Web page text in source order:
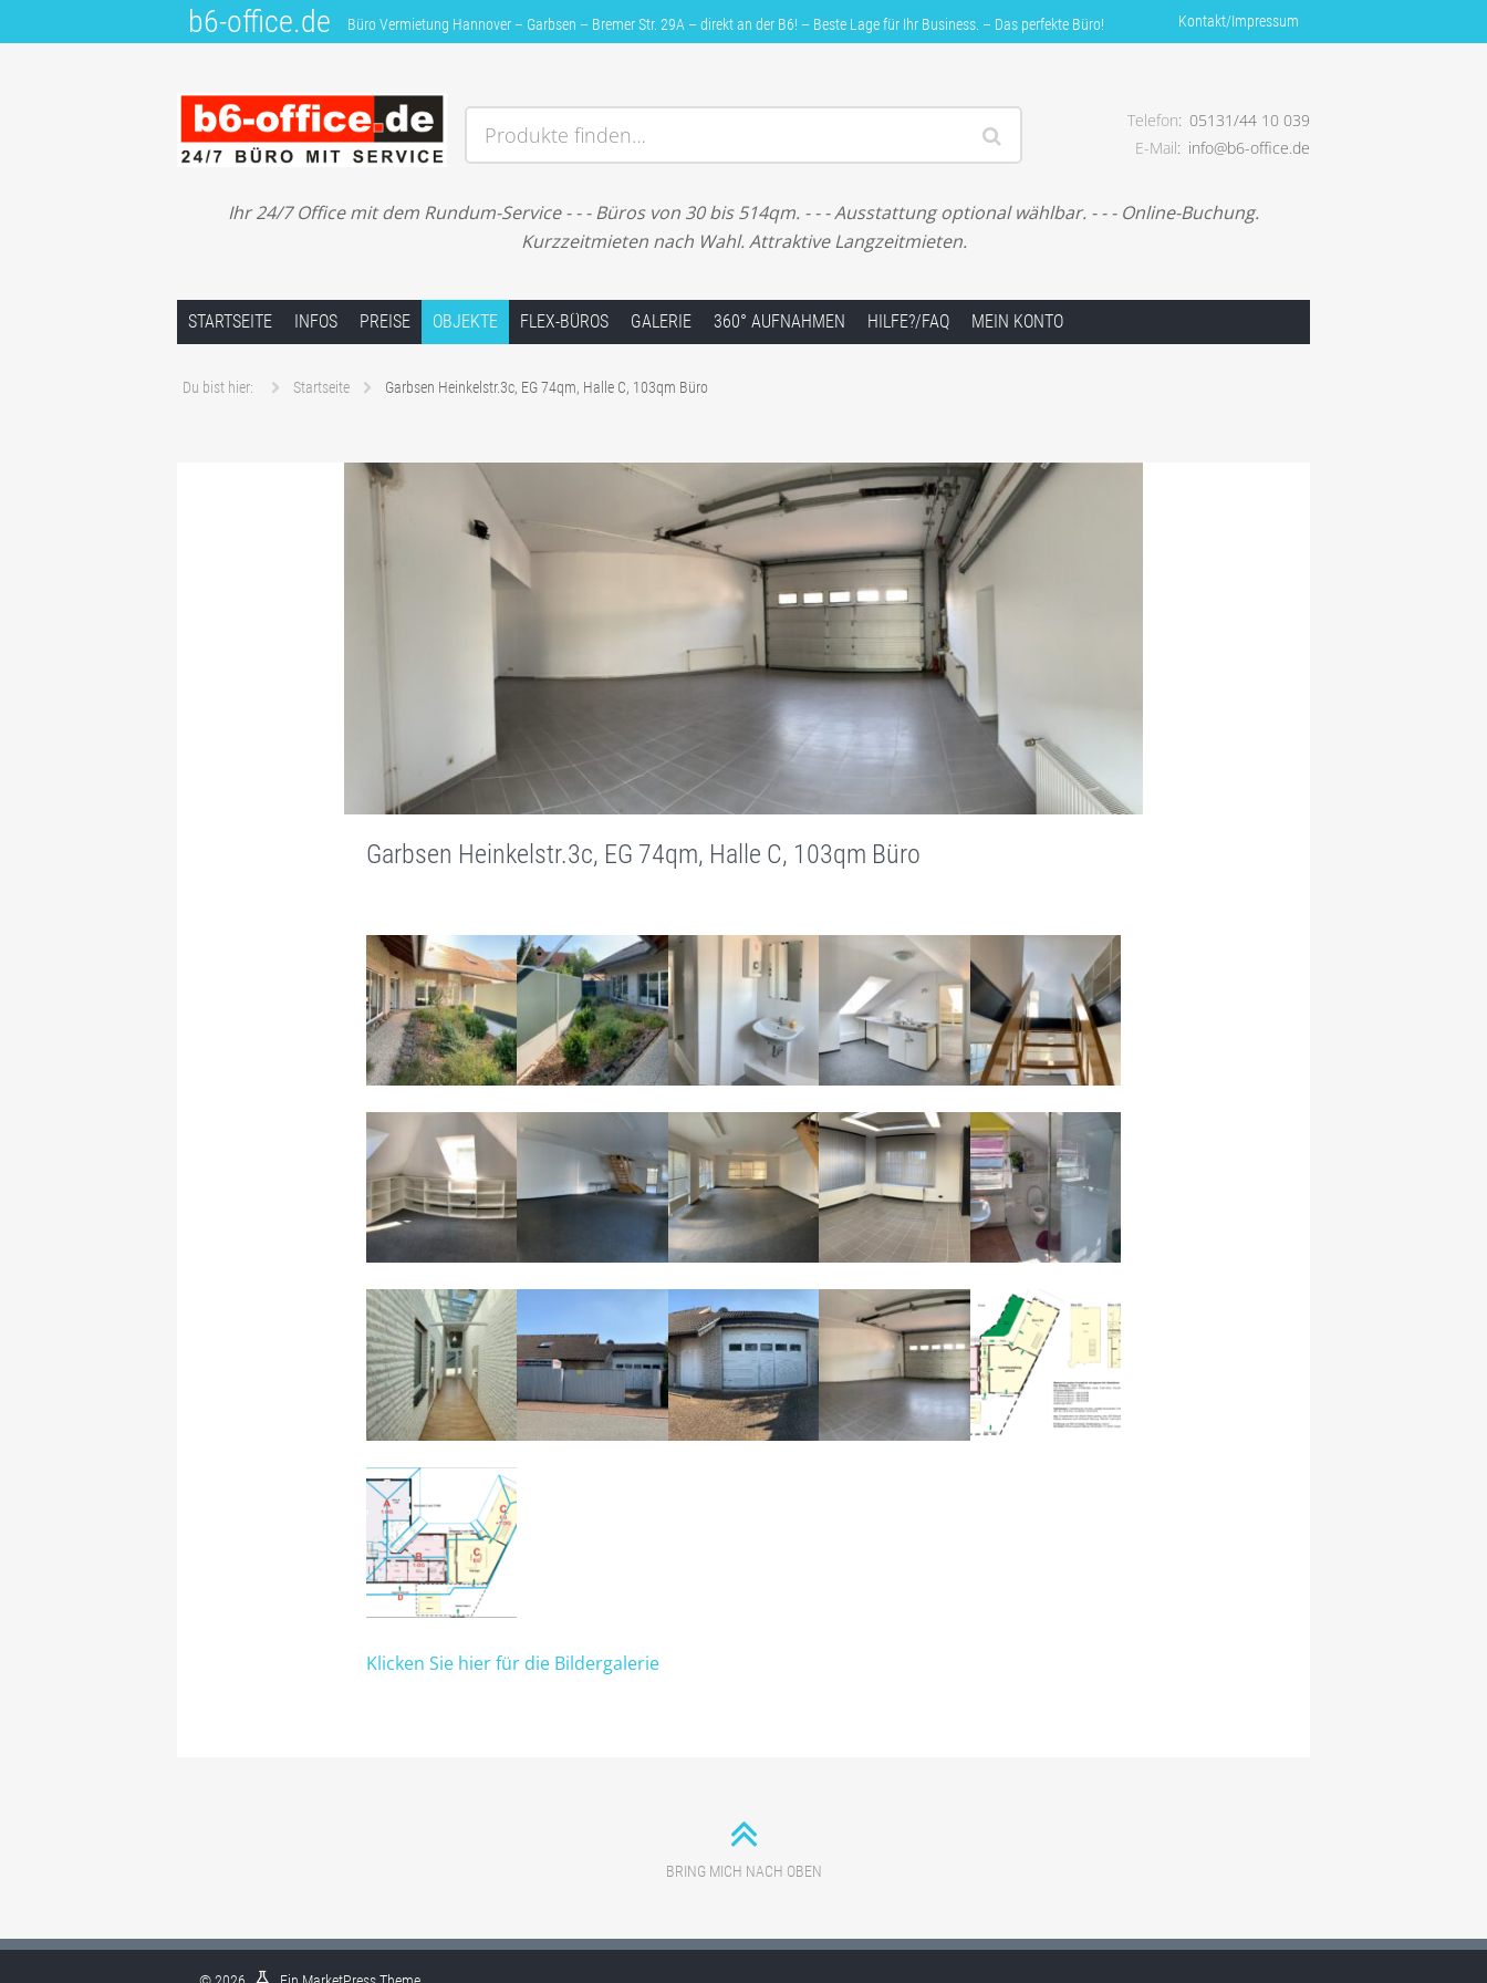
b6-office.de Büro Vermietung Hannover – Garbsen – Bremer Str. 29A – direkt an der B6! – Beste Lage für Ihr Business. – Das perfekte Büro! Kontakt/Impressum
Büro Vermietung Hannover – Garbsen – Bremer Str. 29A – direkt an der B6! – Beste Lage für Ihr Business. – Das perfekte Büro!
Telefon 05131/44 10 039
E-Mail
info@b6-office.de
Produkte finden…
Ihr 24/7 Office mit dem Rundum-Service - - - Büros von 30 bis 514qm. - - - Ausstattung optional wählbar. - - - Online-Buchung.
Kurzzeitmieten nach Wahl. Attraktive Langzeitmieten.
STARTSEITE INFOS PREISE OBJEKTE FLEX-BÜROS GALERIE 360° AUFNAHMEN HILFE?/FAQ MEIN KONTO
Du bist hier: Startseite Garbsen Heinkelstr.3c, EG 74qm, Halle C, 103qm Büro
Garbsen Heinkelstr.3c, EG 74qm, Halle C, 103qm Büro
Klicken Sie hier für die Bildergalerie
BRING MICH NACH OBEN